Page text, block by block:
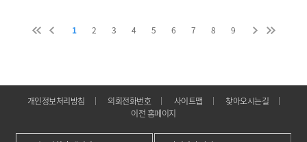
1 2 3 4 5 6 7 8
9
개인정보처리방침 의회전화번호 사이트맵
찾아오시는길
이전 홈페이지